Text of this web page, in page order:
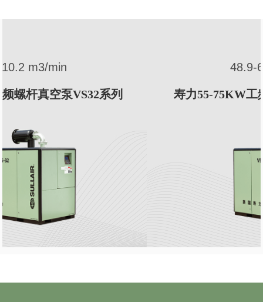
寿力55-75KW工频螺杆真空泵VS25系列